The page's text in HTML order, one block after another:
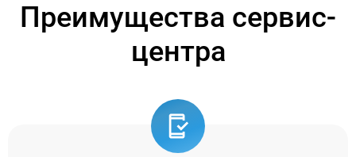
Преимущества сервис-
центра